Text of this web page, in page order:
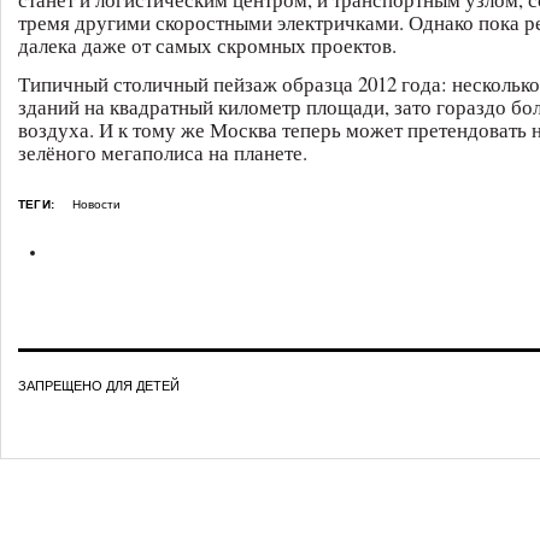
тремя другими скоростными электричками. Однако пока
далека даже от самых скромных проектов.
Типичный столичный пейзаж образца 2012 года:
зданий на квадратный километр площади, зато гораздо
воздуха. И к тому же Москва теперь может претендовать
зелёного мегаполиса на планете.
ТЕГИ: Новости
ЗАПРЕЩЕНО ДЛЯ ДЕТЕЙ